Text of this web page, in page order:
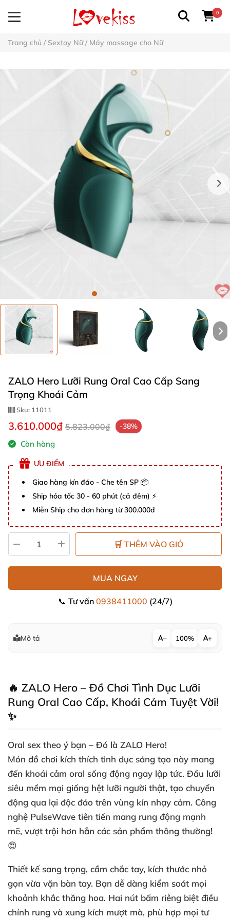
0
Trang chủ / Sextoy Nữ/ Máy massage cho Nữ
ZALO Hero Lưỡi Rung Oral Cao Cấp Sang
Trọng Khoái Cảm
Sku: 11011
3.610.000₫ 5.823.000₫ -38%
Còn hàng
ƯU ĐIỂM
Giao hàng kín đáo - Che tên SP 📦
Ship hỏa tốc 30 - 60 phút (cả đêm) ⚡
Miễn Ship cho đơn hàng từ 300.000đ
🛒 THÊM VÀO GIỎ
MUA NGAY
📞 Tư vấn 0938411000 (24/7)
Mô tả − 100% +
🔥 ZALO Hero – Đồ Chơi Tình Dục Lưỡi
Rung Oral Cao Cấp, Khoái Cảm Tuyệt Vời!
✨
Oral sex theo ý bạn – Đó là ZALO Hero!
Món đồ chơi kích thích tình dục sáng tạo này mang
đến khoái cảm oral sống động ngay lập tức. Đầu lưỡi
siêu mềm mại giống hệt lưỡi người thật, tạo chuyển
động qua lại độc đáo trên vùng kín nhạy cảm. Công
nghệ PulseWave tiên tiến mang rung động mạnh
mẽ, vượt trội hơn hẳn các sản phẩm thông thường!
😍
Thiết kế sang trọng, cầm chắc tay, kích thước nhỏ
gọn vừa vặn bàn tay. Bạn dễ dàng kiểm soát mọi
khoảnh khắc thăng hoa. Hai nút bấm riêng biệt điều
chỉnh rung và xung kích mượt mà, phù hợp mọi tư